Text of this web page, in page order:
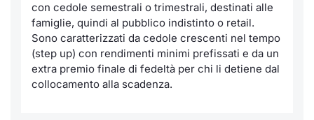
con cedole semestrali o trimestrali, destinati alle
famiglie, quindi al pubblico indistinto o retail.
Sono caratterizzati da cedole crescenti nel tempo
(step up) con rendimenti minimi prefissati e da un
extra premio finale di fedeltà per chi li detiene dal
collocamento alla scadenza.